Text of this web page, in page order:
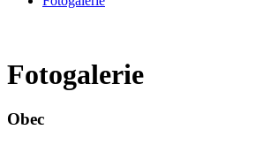
Fotogalerie
Obec